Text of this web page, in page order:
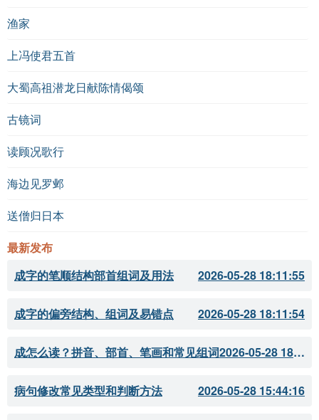
渔家
上冯使君五首
大蜀高祖潜龙日献陈情偈颂
古镜词
读顾况歌行
海边见罗邺
送僧归日本
最新发布
成字的笔顺结构部首组词及用法
2026-05-28 18:11:55
成字的偏旁结构、组词及易错点 2026-05-28 18:11:54
成怎么读？拼音、部首、笔画和常见组词 2026-05-28 18:11:51
病句修改常见类型和判断方法 2026-05-28 15:44:16